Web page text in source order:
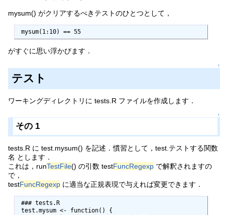
mysum() がクリアするべきテストのひとつとして，
mysum(1:10) == 55
がすぐに思い浮かびます．
↑
テスト
ワーキングディレクトリに tests.R ファイルを作成します．
↑
その 1
tests.R に test.mysum() を記述．慣習として，test.テストする関数
名 とします．
これは，runTestFile() の引数 testFuncRegexp で解釈されますの
で，
testFuncRegexp に適当な正規表現で与えれば変更できます．